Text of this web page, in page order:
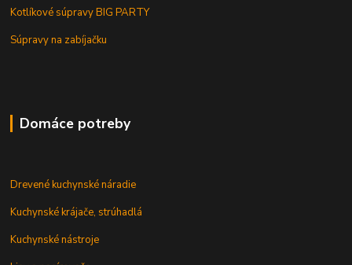
Kotlíkové súpravy BIG PARTY
Súpravy na zabíjačku
Domáce potreby
Drevené kuchynské náradie
Kuchynské krájače, strúhadlá
Kuchynské nástroje